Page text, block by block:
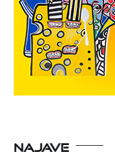
NAJAVE